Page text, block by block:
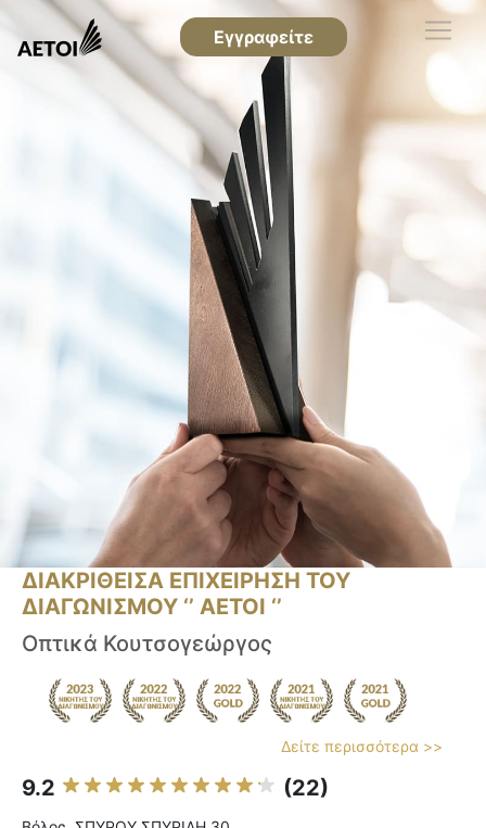
Εγγραφείτε
ΔΙΑΚΡΙΘΕΙΣΑ ΕΠΙΧΕΙΡΗΣΗ ΤΟΥ
ΔΙΑΓΩΝΙΣΜΟΥ ‘’ ΑΕΤΟΙ ‘’
Οπτικά Κουτσογεώργος
Δείτε περισσότερα >>
9.2 (22)